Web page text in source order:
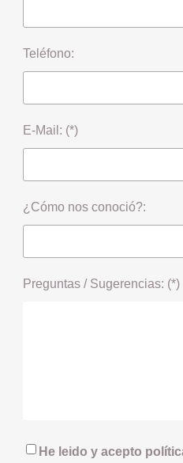
Teléfono:
E-Mail: (*)
¿Cómo nos conoció?:
Preguntas / Sugerencias: (*)
He leido y acepto